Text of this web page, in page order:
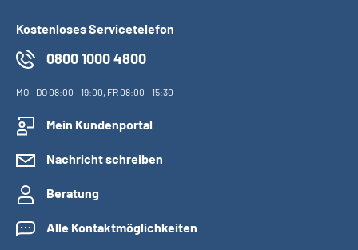
Kostenloses Servicetelefon
0800 1000 4800
MO- DO08:00 - 19:00, FR08:00 - 15:30
Mein Kundenportal
Nachricht schreiben
Beratung
Alle Kontaktmöglichkeiten